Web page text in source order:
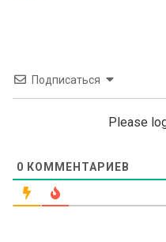
Подписаться
Please
0 КОММЕНТАРИЕВ